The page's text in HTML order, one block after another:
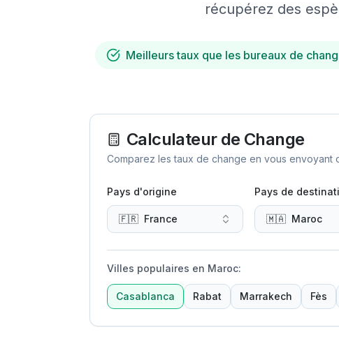
récupérez des
Meilleurs taux que les bureaux de
Calculateur de Change
Comparez les taux de change en vous
Pays d'origine
🇫🇷 France
Pays de
🇲🇦 Maroc
Villes populaires en Maroc:
Casablanca Rabat Marrakech Fès